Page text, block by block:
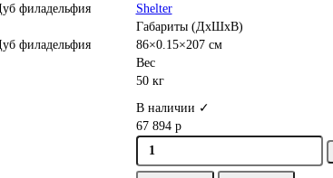
Shelter
Габариты (ДхШхВ)
86×0.15×207 см
Вес
50 кг
В наличии ✓
67 894 р